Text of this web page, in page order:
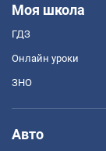
Моя школа
ГДЗ
Онлайн уроки
ЗНО
Авто